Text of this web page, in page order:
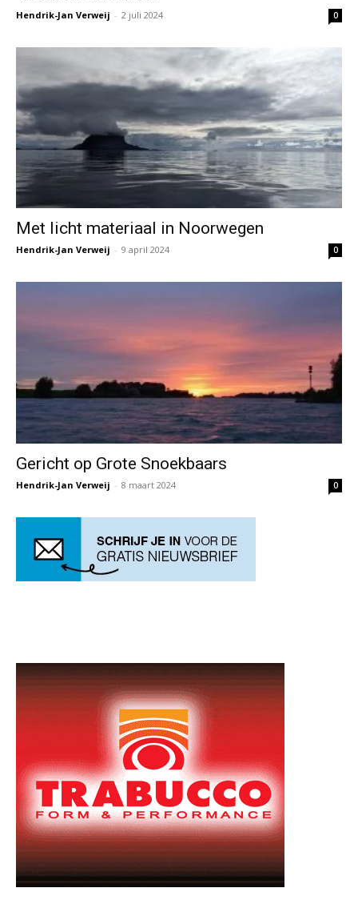
Hendrik-Jan Verweij - 2 juli 2024 0
Met licht materiaal in Noorwegen
Hendrik-Jan Verweij - 9 april 2024 0
Gericht op Grote Snoekbaars
Hendrik-Jan Verweij - 8 maart 2024 0